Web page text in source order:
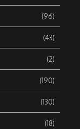
(96)
(43)
(2)
(190)
(130)
(18)